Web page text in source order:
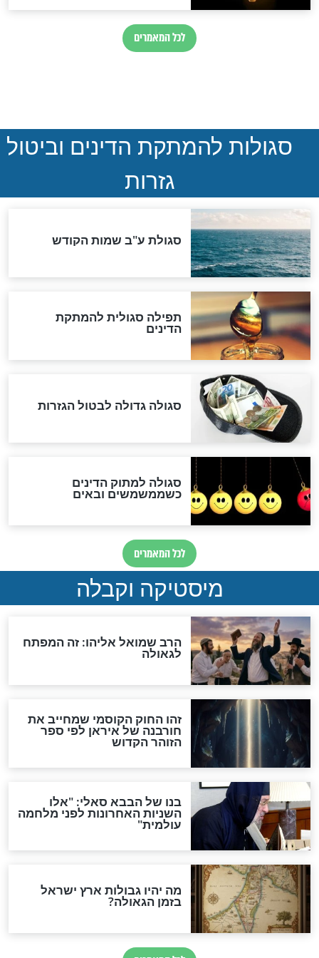
ההסכם החשאי של טראמפ
ואיראן: בלי שקיפות ועם הרבה
המסמך האבוד שנחשף
במרתפי מוסקבה: כתב היד
"מודה לקב"ה על כל השנים"
לכל המאמרים
אחרית הימים
האם אפשר לחשב את הקץ?
מה יהיה בימות המשיח?
"לפני הגאולה תהיה אפיקורסות
והכחשה גדולה מאוד של
האמונה"
האם לאחר בוא המשיח יהיה
אפשר לחזור בתשובה?
לכל המאמרים